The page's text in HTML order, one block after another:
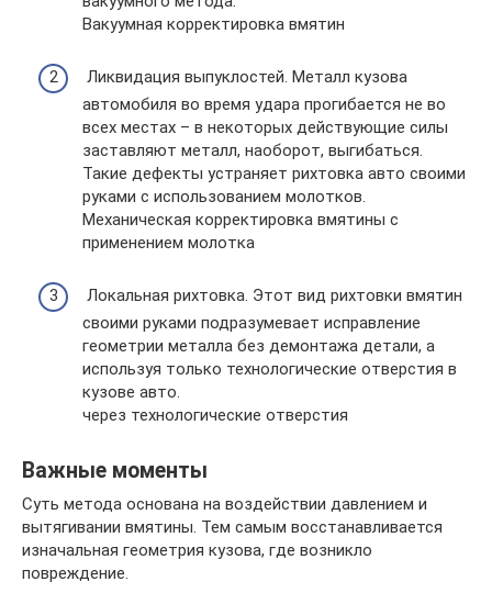
Вакуумная корректировка вмятин
Ликвидация выпуклостей. Металл кузова
автомобиля во время удара прогибается не во
всех местах – в некоторых действующие силы
заставляют металл, наоборот, выгибаться.
Такие дефекты устраняет рихтовка авто своими
руками с использованием молотков.
Механическая корректировка вмятины с
применением молотка
Локальная рихтовка. Этот вид рихтовки вмятин
своими руками подразумевает исправление
геометрии металла без демонтажа детали, а
используя только технологические отверстия в
кузове авто.
через технологические отверстия
Важные моменты
Суть метода основана на воздействии давлением и
вытягивании вмятины. Тем самым восстанавливается
изначальная геометрия кузова, где возникло
повреждение.